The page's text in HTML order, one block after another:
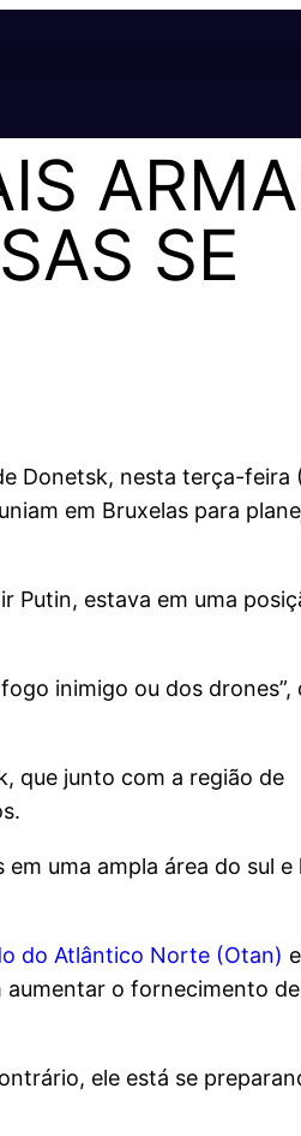
SE
Donetsk, nesta terça-feira
em Bruxelas para
Putin, estava em uma
inimigo ou dos drones”,
que junto com a região de
uma ampla área do sul e
do Atlântico Norte (Otan)
aumentar o fornecimento de
ele está se